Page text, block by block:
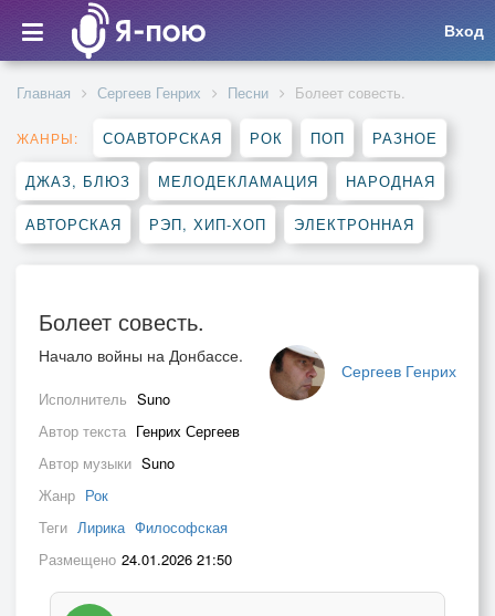
Вход
Главная Сергеев Генрих Песни Болеет совесть.
ЖАНРЫ: СОАВТОРСКАЯ РОК ПОП РАЗНОЕ
ДЖАЗ, БЛЮЗ МЕЛОДЕКЛАМАЦИЯ НАРОДНАЯ
АВТОРСКАЯ РЭП, ХИП-ХОП ЭЛЕКТРОННАЯ
Болеет совесть.
Сергеев Генрих
Начало войны на Донбассе.
Исполнитель Suno
Автор текста Генрих Сергеев
Автор музыки Suno
Жанр Рок
Теги Лирика Философская
Размещено 24.01.2026 21:50